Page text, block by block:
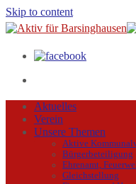
Skip to content
Aktuelles
Verein
Unsere Themen
Aktive
Bürgerbeteiligung
Ehrenamt,
Gleichstellung